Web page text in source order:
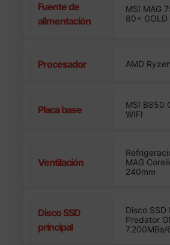
Fuente de
alimentación
MSI MAG
80+
Procesador AMD
Placa base
MSI B850
WIFI
Ventilación
MAG
240mm
Disco SSD
principal
Disco SSD
Predator